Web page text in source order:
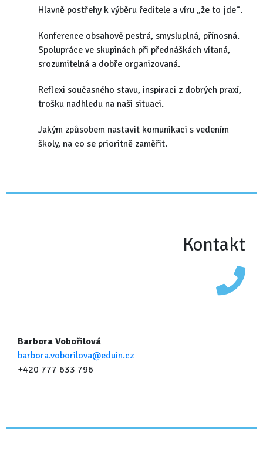
Hlavně postřehy k výběru ředitele a víru „že to jde“.
Konference obsahově pestrá, smysluplná, přínosná.
Spolupráce ve skupinách při přednáškách vítaná,
srozumitelná a dobře organizovaná.
Reflexi současného stavu, inspiraci z dobrých praxí,
trošku nadhledu na naši situaci.
Jakým způsobem nastavit komunikaci s vedením
školy, na co se prioritně zaměřit.
Kontakt
Barbora Vobořilová
barbora.voborilova@eduin.cz
+420 777 633 796